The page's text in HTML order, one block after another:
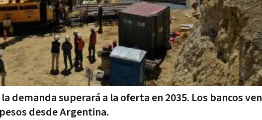
demanda superará a la oferta en 2035. Los bancos ven
desde Argentina.